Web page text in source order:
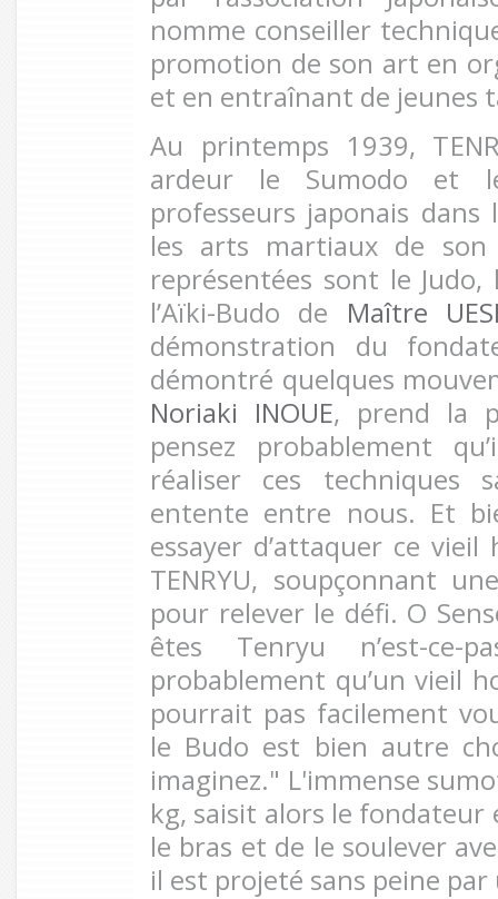
nomme conseiller
promotion de son art en
et en entraînant de jeunes
Au printemps 1939,
ardeur le Sumodo et
professeurs japonais
les arts martiaux de son
représentées sont le
l’Aïki-Budo de Maître
démonstration du
démontré quelques
Noriaki INOUE, prend la
pensez probablement
réaliser ces techniques
entente entre nous. Et
essayer d’attaquer ce vieil
TENRYU, soupçonnant
pour relever le défi. O
êtes Tenryu n’est-ce-
probablement qu’un vieil
pourrait pas facilement
le Budo est bien autre
imaginez." L'immense
kg, saisit alors le fondateur
le bras et de le soulever
il est projeté sans peine